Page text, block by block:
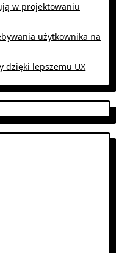
w projektowaniu
użytkownika na
dzięki lepszemu UX